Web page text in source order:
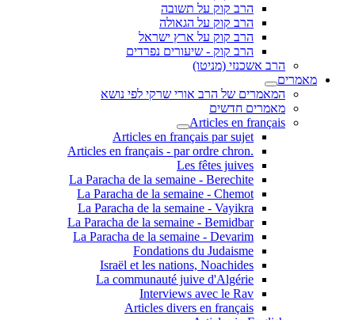
הרב קוק על תשובה
הרב קוק על הגאולה
הרב קוק על ארץ ישראל
הרב קוק - שיעורים נפרדים
הרב אשכנזי (מניטו)
מאמרים
המאמרים של הרב אורי שרקי לפי נושא
מאמרים חדשים
Articles en français
Articles en français par sujet
.Articles en français - par ordre chron
Les fêtes juives
La Paracha de la semaine - Berechite
La Paracha de la semaine - Chemot
La Paracha de la semaine - Vayikra
La Paracha de la semaine - Bemidbar
La Paracha de la semaine - Devarim
Fondations du Judaisme
Israël et les nations, Noachides
La communauté juive d'Algérie
Interviews avec le Rav
Articles divers en français